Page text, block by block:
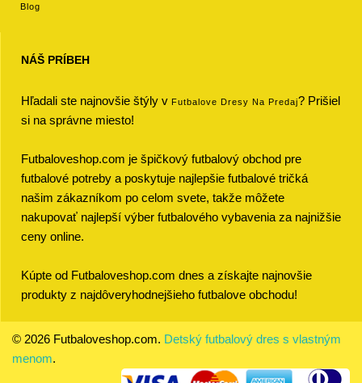
Blog
NÁŠ PRÍBEH
Hľadali ste najnovšie štýly v Futbalove Dresy Na Predaj? Prišiel
si na správne miesto!
Futbaloveshop.com je špičkový futbalový obchod pre
futbalové potreby a poskytuje najlepšie futbalové tričká
našim zákazníkom po celom svete, takže môžete
nakupovať najlepší výber futbalového vybavenia za najnižšie
ceny online.
Kúpte od Futbaloveshop.com dnes a získajte najnovšie
produkty z najdôveryhodnejšieho futbalove obchodu!
© 2026 Futbaloveshop.com. Detský futbalový dres s vlastným
menom.